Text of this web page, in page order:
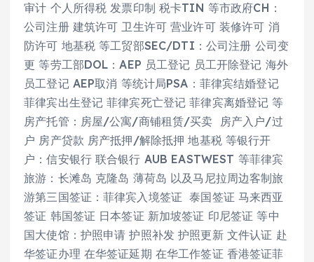
审计 个人所得税 发票印制 税卡TIN 等市政府CH：
公司注册 建筑许可 卫生许可 营业许可 装修许可 消
防许可 地基税 等工贸部SEC/DTI：公司注册 公司变
更 等劳工部DOL：AEP 员工登记 员工开除登记 海外
员工登记 AEP取消 等统计局PSA：菲律宾结婚登记
菲律宾出生登记 菲律宾死亡登记 菲律宾离婚登记 等
房产托管：房屋/公寓/商铺租赁/买卖 房产入户/过
户 房产贷款 房产抵押/解除抵押 地基税 等银行开
户：信安银行 联合银行 AUB EASTWEST 等菲律宾
旅游：长滩岛 克隆岛 薄荷岛 以及马尼拉周边客制旅
游第三国签证：菲律宾入境签证 泰国签证 马来西亚
签证 韩国签证 日本签证 新加坡签证 印尼签证 等中
国大使馆：护照申请 护照补发 护照更新 文件认证 赴
华签证办理 在华签证延期 在华工作签证 香港签证菲